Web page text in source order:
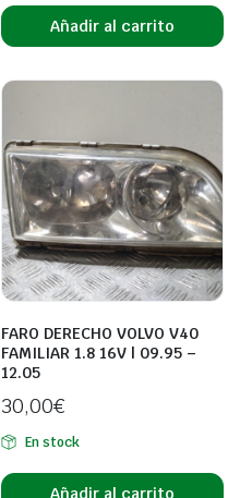
Añadir al carrito
FARO DERECHO VOLVO V40
FAMILIAR 1.8 16V | 09.95 –
12.05
30,00€
En stock
Añadir al carrito